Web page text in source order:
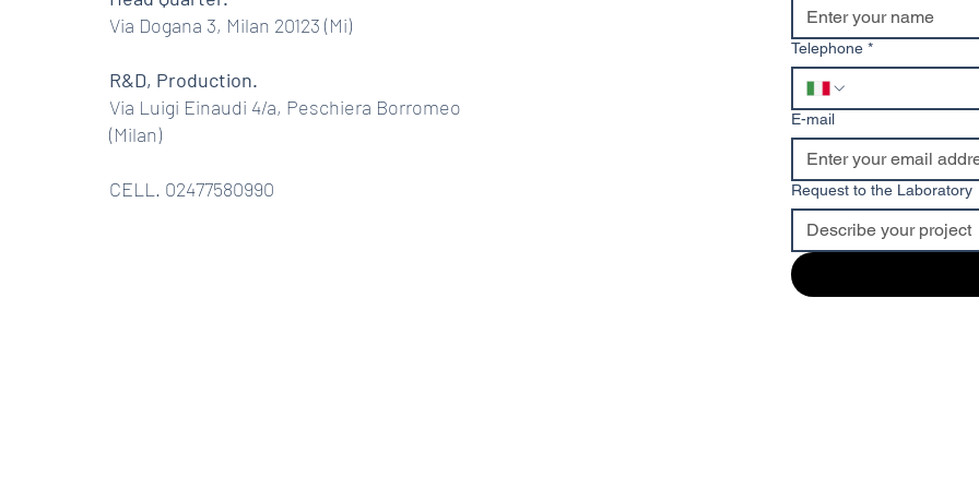
Via Dogana 3, Milan 20123 (Mi)
R&D, Production.
Via Luigi Einaudi 4/a, Peschiera Borromeo
(Milan)
CELL. 02477580990
Telephone *
E-mail
Request to the Laboratory